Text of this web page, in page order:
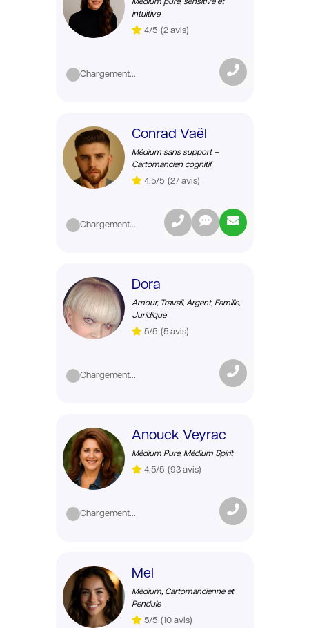
intuitive
4/5 (2 avis)
Chargement...
Conrad Vaël
Médium sans support –
Cartomancien cognitif
4.5/5 (27 avis)
Chargement...
Dora
Amour, Travail, Argent, Famille,
Juridique
5/5 (5 avis)
Chargement...
Anouck Veyrac
Médium Pure, Médium Spirit
4.5/5 (93 avis)
Chargement...
Mel
Médium, Cartomancienne et
Pendule
5/5 (10 avis)